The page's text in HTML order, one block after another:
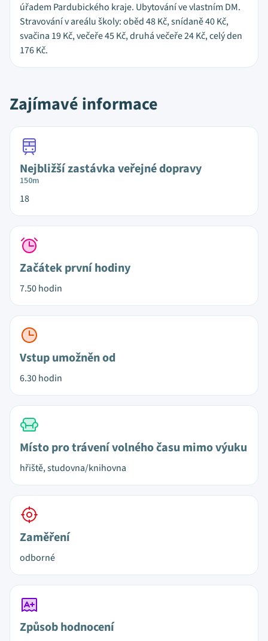
úřadem Pardubického kraje. Ubytování ve vlastním DM.
Stravování v areálu školy: oběd 48 Kč, snídaně 40 Kč,
svačina 19 Kč, večeře 45 Kč, druhá večeře 24 Kč, celý den
176 Kč.
Zajímavé informace
Nejbližší zastávka veřejné dopravy
150m
18
Začátek první hodiny
7.50 hodin
Vstup umožněn od
6.30 hodin
Místo pro trávení volného času mimo výuku
hřiště, studovna/knihovna
Zaměření
odborné
Způsob hodnocení